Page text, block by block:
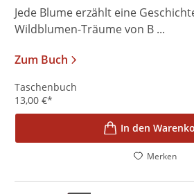
Jede Blume erzählt eine
Wildblumen-Träume von B ...
Zum Buch
Taschenbuch
13,00 €*
In den
Merken